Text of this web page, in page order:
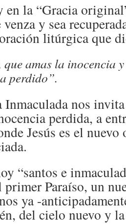
en la “Gracia
y sea
litúrgica que
amas la inocencia
perdido”.
Inmaculada nos
perdida, a
Jesús es el
“santos e
Paraíso, un
ya -
del cielo nuevo y